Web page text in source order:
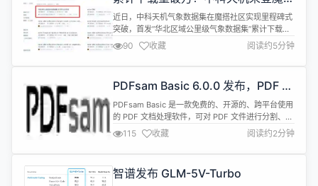
社区高精度气象数据热门榜单
近日，中科天机气象数据集在魔搭社区实现里程碑式
突破，首发“华北区域公里级气象数据集”累计下载量
破万！凭借高精度、高适配优势，成为AI4S与地球科
学领域备受青睐的高精度数据底座。乘势而上，中科
天机全新上线“华中区域精细化气象数据集”和“全球高
围、补强专项细分数据能力，全方位赋能气象AI 模型
训练、气象灾害精准预警、各...
90 收藏 阅读约5分钟
PDFsam Basic 6.0.0 发布，PDF 文
档多功能处理工具
PDFsam Basic 是一款免费的、开源的、跨平台使用
的 PDF 文档处理软件，可对 PDF 文件进行分割、合
并、提取页面、混合和旋转等处理。 PDFsam Basic
v6.0.0 现已发布，具体更新内容包括：
Compression：输出压缩现在是一个 three-value
而...
115 收藏 阅读约2分钟
智谱发布 GLM-5V-Turbo